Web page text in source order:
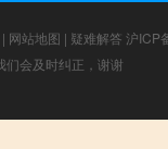
| 网站地图 | 疑难解答 沪ICP
们会及时纠正，谢谢